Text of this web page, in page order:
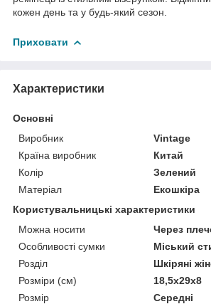
кожен день та у будь-який сезон.
Приховати
Характеристики
Основні
Виробник
Vintage
Країна виробник
Китай
Колір
Зелений
Матеріал
Екошкіра
Користувальницькі характеристики
Можна носити
Через
Особливості сумки
Міський
Розділ
Шкіряні
Розміри (см)
18,5х29х8
Розмір
Середні